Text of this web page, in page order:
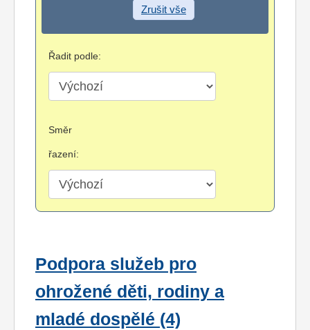
Zrušit vše
Řadit podle:
Směr
řazení:
Podpora služeb pro
ohrožené děti, rodiny a
mladé dospělé (4)